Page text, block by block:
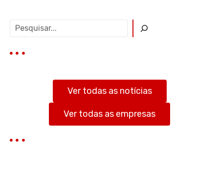
q
Ver todas as notícias
Ver todas as empresas